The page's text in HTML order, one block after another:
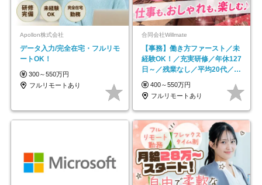
Apollon株式会社
データ入力/完全在宅・フルリモ
ートOK！
300～550万円
フルリモートあり
合同会社Willmate
【事務】働き方ファースト／未
経験OK！／充実研修／年休127
日～／残業なし／平均20代／リ
モートOK
400～550万円
フルリモートあり